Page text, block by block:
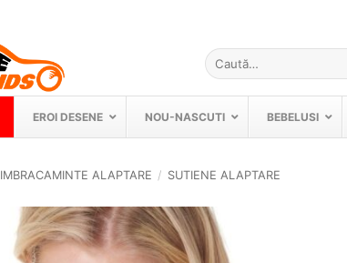
Caută
după:
EROI DESENE NOU-NASCUTI BEBELUSI
IMBRACAMINTE ALAPTARE / SUTIENE ALAPTARE